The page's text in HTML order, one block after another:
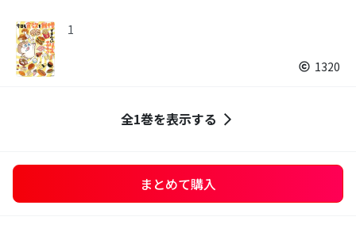
1
1320
全1巻を表示する
まとめて購入